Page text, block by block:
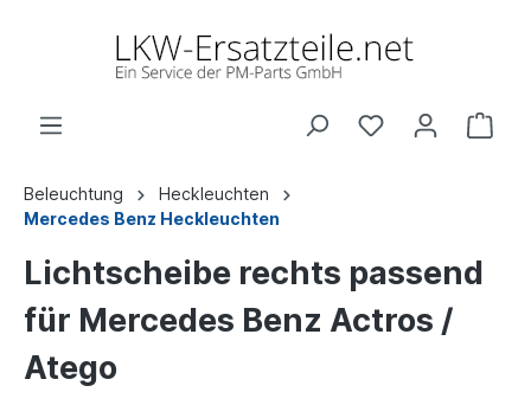
Beleuchtung
Heckleuchten
Mercedes Benz Heckleuchten
Lichtscheibe rechts passend
für Mercedes Benz Actros /
Atego